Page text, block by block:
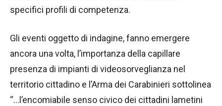
specifici profili di competenza.
Gli eventi oggetto di indagine, fanno emergere
ancora una volta, l’importanza della capillare
presenza di impianti di videosorveglianza nel
territorio cittadino e l’Arma dei Carabinieri sottolinea
“…l’encomiabile senso civico dei cittadini lametini